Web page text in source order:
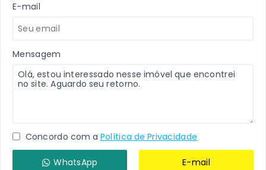
E-mail
Mensagem
Concordo com a Política de Privacidade
WhatsApp E-mail